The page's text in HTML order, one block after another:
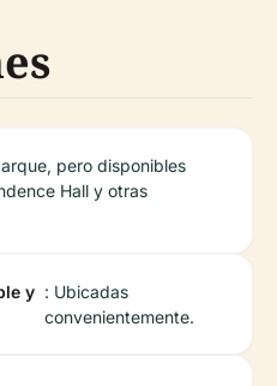
pero disponibles
Hall y otras
y : Ubicadas
convenientemente.